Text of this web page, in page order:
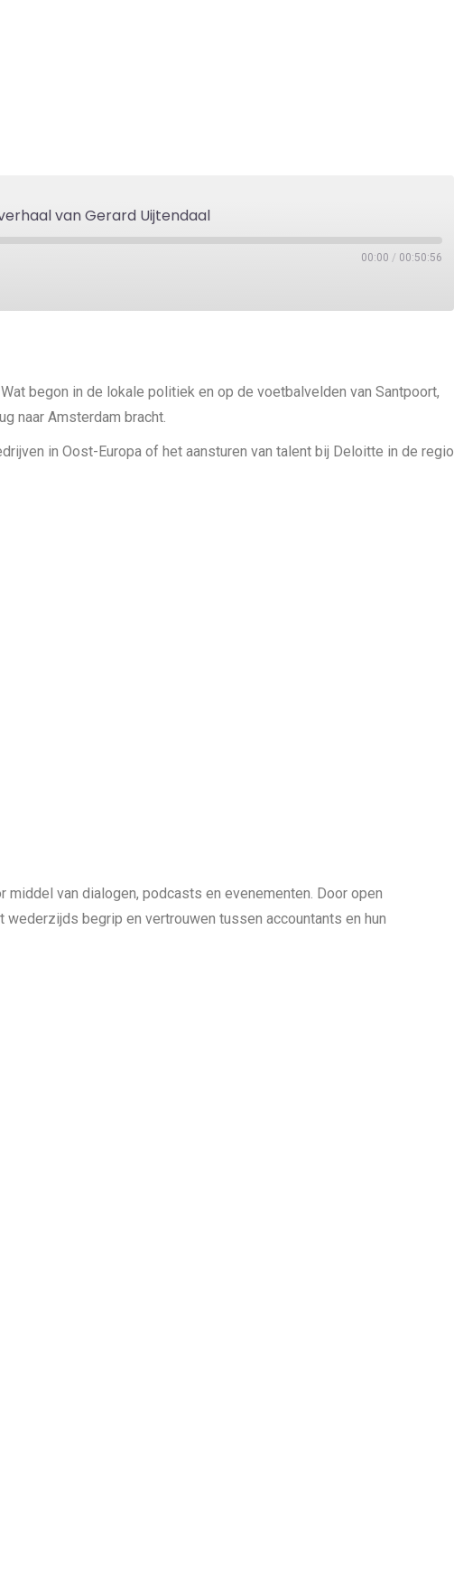
van Gerard Uijtendaal
00:00 / 00:50:56
begon in de lokale politiek en op de voetbalvelden van Santpoort,
naar Amsterdam bracht.
in Oost-Europa of het aansturen van talent bij Deloitte in de regio
van dialogen, podcasts en evenementen. Door open
begrip en vertrouwen tussen accountants en hun